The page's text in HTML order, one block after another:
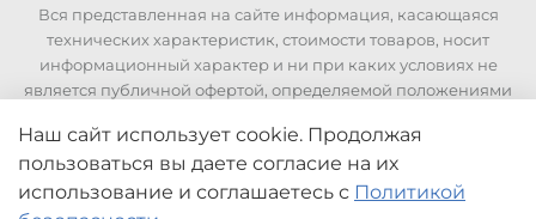
Вся представленная на сайте информация, касающаяся
технических характеристик, стоимости товаров, носит
информационный характер и ни при каких условиях не
является публичной офертой, определяемой положениями
стоимости и технических характеристик необходимо
связаться с нашими менеджерами по телефонам указанным
на сайте.
Наш сайт использует cookie. Продолжая
пользоваться вы даете согласие на их
использование и соглашаетесь с Политикой